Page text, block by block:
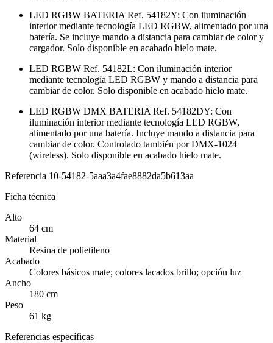
LED RGBW BATERIA Ref. 54182Y: Con iluminación
interior mediante tecnología LED RGBW, alimentado por una
batería. Se incluye mando a distancia para cambiar de color y
cargador. Solo disponible en acabado hielo mate.
LED RGBW Ref. 54182L: Con iluminación interior
mediante tecnología LED RGBW y mando a distancia para
cambiar de color. Solo disponible en acabado hielo mate.
LED RGBW DMX BATERIA Ref. 54182DY: Con
iluminación interior mediante tecnología LED RGBW,
alimentado por una batería. Incluye mando a distancia para
cambiar de color. Controlado también por DMX-1024
(wireless). Solo disponible en acabado hielo mate.
Referencia 10-54182-5aaa3a4fae8882da5b613aa
Ficha técnica
Alto
64 cm
Material
Resina de polietileno
Acabado
Colores básicos mate; colores lacados brillo; opción luz
Ancho
180 cm
Peso
61 kg
Referencias específicas